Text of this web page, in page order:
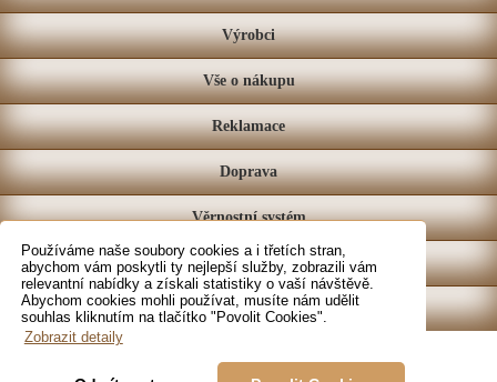
Používáme naše soubory cookies a i třetích stran,
abychom vám poskytli ty nejlepší služby, zobrazili vám
relevantní nabídky a získali statistiky o vaší návštěvě.
Abychom cookies mohli používat, musíte nám udělit
souhlas kliknutím na tlačítko "Povolit Cookies".
Zobrazit detaily
Výrobci
Vše o nákupu
Reklamace
Doprava
Věrnostní systém
Prodejna
Kontakt